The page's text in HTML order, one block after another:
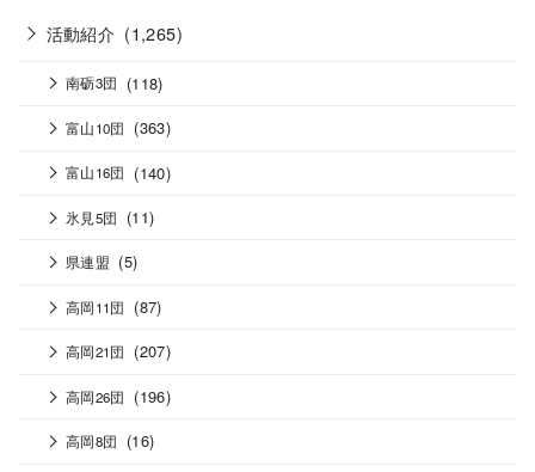
活動紹介 (1,265)
南砺3団 (118)
富山10団 (363)
富山16団 (140)
氷見5団 (11)
県連盟 (5)
高岡11団 (87)
高岡21団 (207)
高岡26団 (196)
高岡8団 (16)